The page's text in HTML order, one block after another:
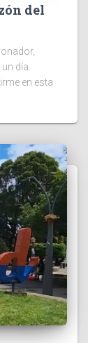
del
día.
en esta